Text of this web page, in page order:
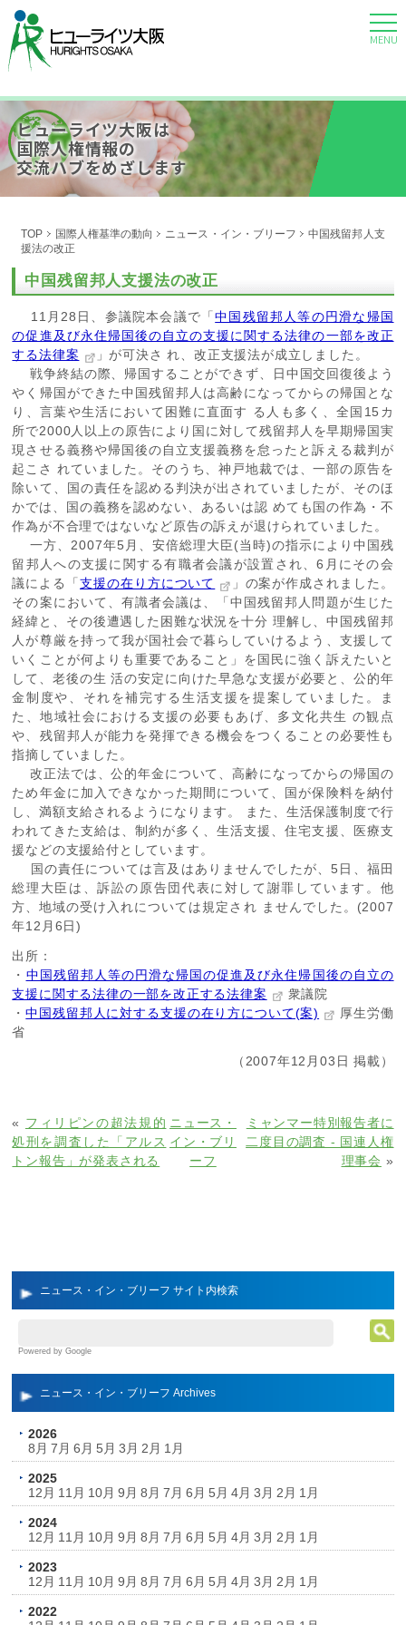
MENU
ヒューライツ大阪は
国際人権情報の
交流ハブをめざします
TOP 国際人権基準の動向 ニュース・イン・ブリーフ
中国残留邦人支
援法の改正
ニュース・イン・ブリーフ サイト内検索
Powered by Google
ニュース・イン・ブリーフ Archives
2026
8月 7月 6月 5月 3月 2月 1月
2025
12月 11月 10月 9月 8月 7月 6月 5月 4月 3月 2月 1月
2024
12月 11月 10月 9月 8月 7月 6月 5月 4月 3月 2月 1月
2023
12月 11月 10月 9月 8月 7月 6月 5月 4月 3月 2月 1月
2022
中国残留邦人支援法の改正
11月28日、参議院本会議で「中国残留邦人等の円滑な帰国
の促進及び永住帰国後の自立の支援に関する法律の一部を改正
する法律案
」が可決さ れ、改正支援法が成立しました。
戦争終結の際、帰国することができず、日中国交回復後よう
やく帰国ができた中国残留邦人は高齢になってからの帰国とな
り、言葉や生活において困難に直面す る人も多く、全国15カ
所で2000人以上の原告により国に対して残留邦人を早期帰国実
現させる義務や帰国後の自立支援義務を怠ったと訴える裁判が
起こさ れていました。そのうち、神戸地裁では、一部の原告を
除いて、国の責任を認める判決が出されていましたが、そのほ
かでは、国の義務を認めない、あるいは認 めても国の作為・不
作為が不合理ではないなど原告の訴えが退けられていました。
一方、2007年5月、安倍総理大臣(当時)の指示により中国残
留邦人への支援に関する有職者会議が設置され、6月にその会
議による「支援の在り方について
」の案が作成されました。
その案において、有識者会議は、「中国残留邦人問題が生じた
経緯と、その後遭遇した困難な状況を十分 理解し、中国残留邦
人が尊厳を持って我が国社会で暮らしていけるよう、支援して
いくことが何よりも重要であること」を国民に強く訴えたいと
して、老後の生 活の安定に向けた早急な支援が必要と、公的年
金制度や、それを補完する生活支援を提案していました。ま
た、地域社会における支援の必要もあげ、多文化共生 の観点
や、残留邦人が能力を発揮できる機会をつくることの必要性も
指摘していました。
改正法では、公的年金について、高齢になってからの帰国の
ため年金に加入できなかった期間について、国が保険料を納付
し、満額支給されるようになります。 また、生活保護制度で行
われてきた支給は、制約が多く、生活支援、住宅支援、医療支
援などの支援給付としています。
国の責任については言及はありませんでしたが、5日、福田
総理大臣は、訴訟の原告団代表に対して謝罪しています。他
方、地域の受け入れについては規定され ませんでした。(2007
年12月6日)
出所：
・ 中国残留邦人等の円滑な帰国の促進及び永住帰国後の自立の
支援に関する法律の一部を改正する法律案
衆議院
・中国残留邦人に対する支援の在り方について(案)
厚生労働
省
（2007年12月03日 掲載）
« フィリピンの超法規的
処刑を調査した「アルス
トン報告」が発表される
ミャンマー特別報告者に
二度目の調査 - 国連人権
理事会 »
ニュース・
イン・ブリ
ーフ